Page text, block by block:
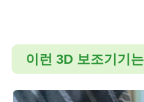
이런 3D 보조기기